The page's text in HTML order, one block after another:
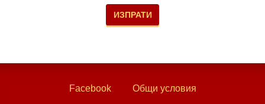
Facebook Общи условия